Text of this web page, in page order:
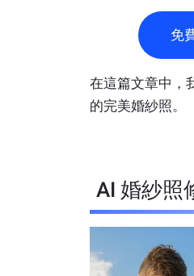
免
在這篇文章中，
的完美婚紗照。
AI 婚紗照